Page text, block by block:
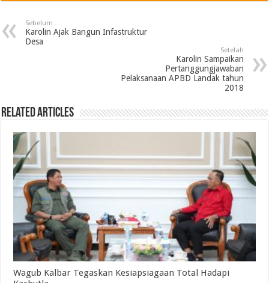
Sebelum
Karolin Ajak Bangun Infastruktur
Desa
Setelah
Karolin Sampaikan
Pertanggungjawaban
Pelaksanaan APBD Landak tahun
2018
Related Articles
Wagub Kalbar Tegaskan Kesiapsiagaan Total Hadapi